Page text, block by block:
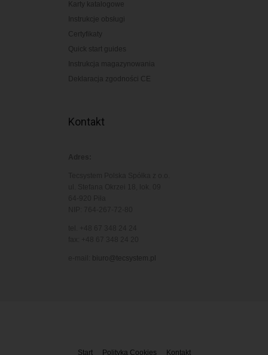
Karty katalogowe
Instrukcje obsługi
Certyfikaty
Quick start guides
Instrukcja magazynowania
Deklaracja zgodności CE
Kontakt
biuro@tecsystem.pl
Start Polityka Cookies Kontakt